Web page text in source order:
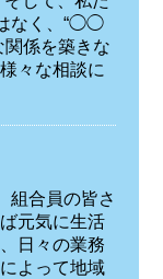
なく、“◯◯
関係を築きな
々な相談に
組合員の皆さ
元気に生活
日々の業務
よって地域